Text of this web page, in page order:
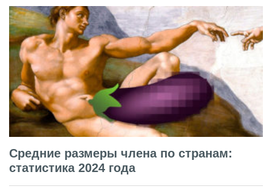
Средние размеры члена по странам:
статистика 2024 года